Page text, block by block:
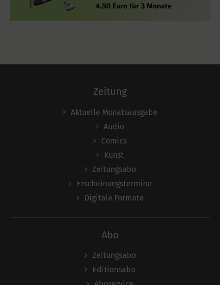
Zeitung
Aktuelle Monatsausgabe
Audio
Comics
Kunst
Zeitungsabo
Erscheinungstermine
Digitale Formate
Abo
Zeitungsabo
Editionsabo